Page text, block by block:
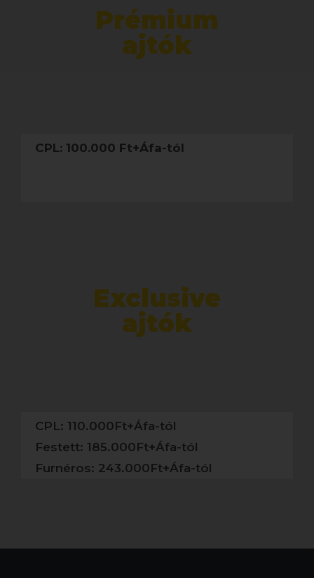
Prémium
ajtók
CPL: 100.000 Ft+Áfa-tól
Exclusive
ajtók
CPL: 110.000Ft+Áfa-tól
Festett: 185.000Ft+Áfa-tól
Furnéros: 243.000Ft+Áfa-tól